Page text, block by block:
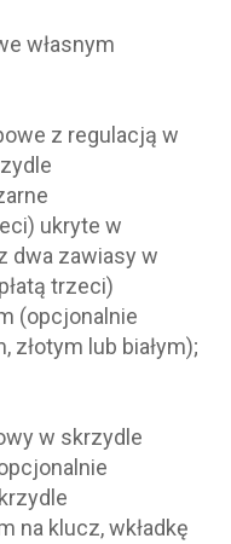
własnym
z regulacją w
ukryte w
dwa zawiasy w
trzeci)
(opcjonalnie
złotym lub białym);
w skrzydle
na klucz, wkładkę